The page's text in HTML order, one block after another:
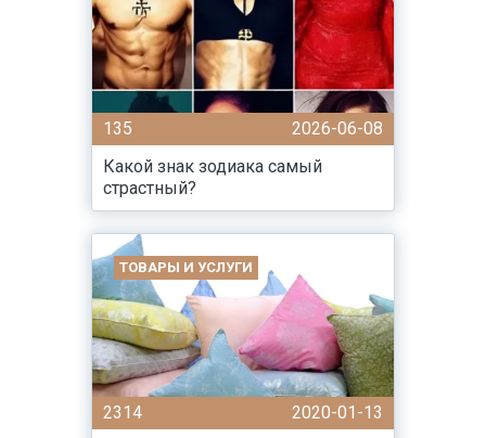
135
2026-06-08
Какой знак зодиака самый
страстный?
ТОВАРЫ И УСЛУГИ
2314
2020-01-13